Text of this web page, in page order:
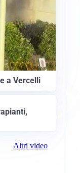
a Vercelli
Altri video